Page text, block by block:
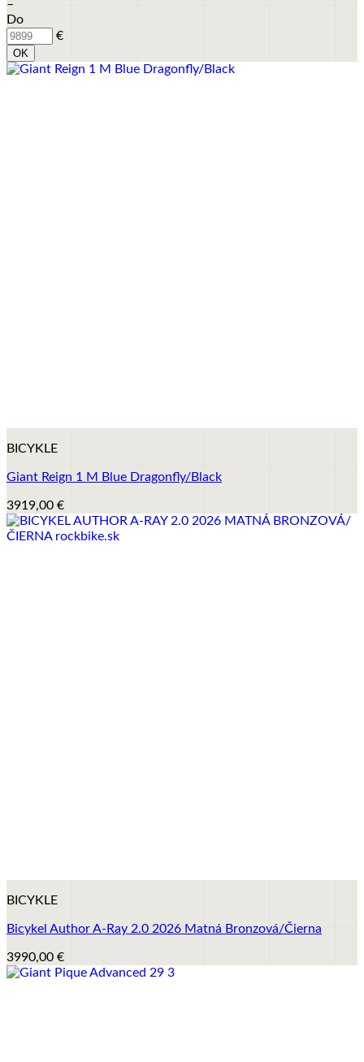
–
Do
€
OK
BICYKLE
Giant Reign 1 M Blue Dragonfly/Black
3919,00 €
BICYKLE
Bicykel Author A-Ray 2.0 2026 Matná Bronzová/Čierna
3990,00 €